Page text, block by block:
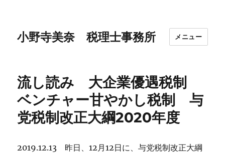
小野寺美奈 税理士事務所 メニュー
流し読み 大企業優遇税制
ベンチャー甘やかし税制 与
党税制改正大綱2020年度
2019.12.13 昨日、12月12日に、与党税制改正大綱